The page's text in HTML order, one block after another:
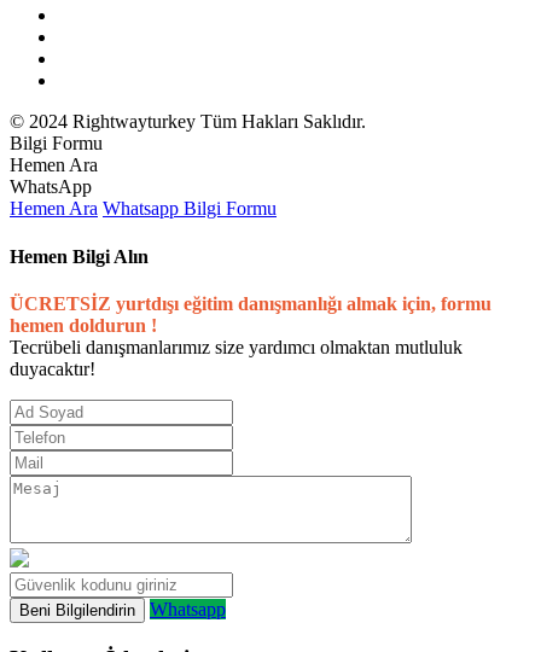
© 2024 Rightwayturkey Tüm Hakları Saklıdır.
Bilgi Formu
Hemen Ara
WhatsApp
Hemen Ara Whatsapp Bilgi Formu
Hemen Bilgi Alın
ÜCRETSİZ yurtdışı eğitim danışmanlığı almak için, formu
hemen doldurun !
Tecrübeli danışmanlarımız size yardımcı olmaktan mutluluk
duyacaktır!
Whatsapp